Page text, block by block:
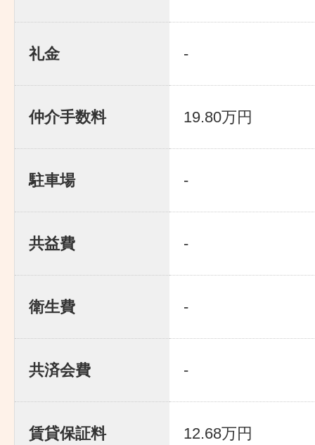
礼金 -
仲介手数料 19.80万円
駐車場 -
共益費 -
衛生費 -
共済会費 -
賃貸保証料 12.68万円